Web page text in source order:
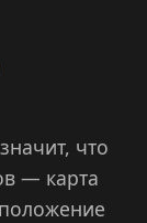
что
— карта